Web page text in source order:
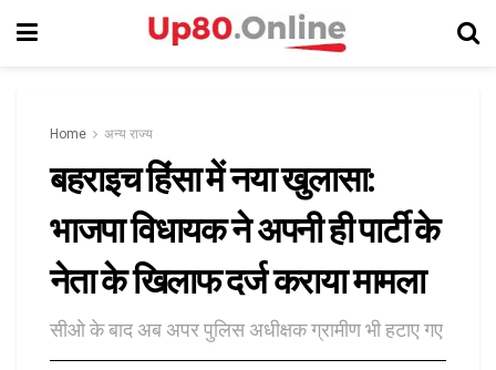
Home अन्य राज्य
बहराइच हिंसा में नया खुलासा:
भाजपा विधायक ने अपनी ही पार्टी के
नेता के खिलाफ दर्ज कराया मामला
सीओ के बाद अब अपर पुलिस अधीक्षक ग्रामीण भी हटाए गए